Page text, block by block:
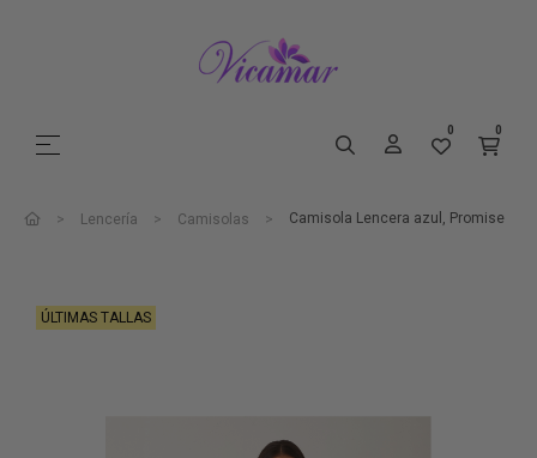
Navegación de palanca
☰ 0 0
Lencería Camisolas Camisola Lencera azul, Promise
ÚLTIMAS TALLAS